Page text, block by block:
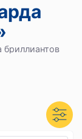
бриллиантов